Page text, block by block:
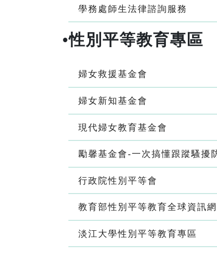
學務處師生法律諮詢服務
•性別平等教育專區
婦女救援基金會
婦女新知基金會
現代婦女教育基金會
勵馨基金會-一次搞懂跟蹤騷擾
行政院性別平等會
教育部性別平等教育全球資訊網
淡江大學性別平等教育專區